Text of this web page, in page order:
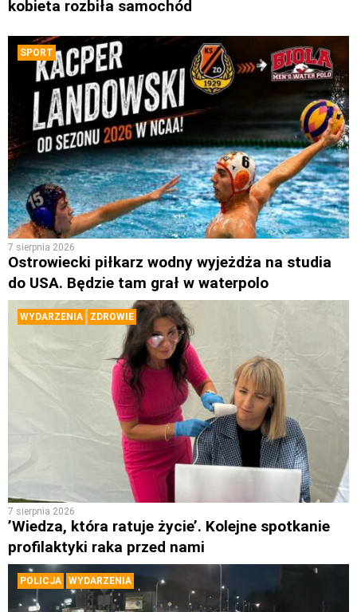
kobieta rozbiła samochód
SPORT
7 sierpnia 2026
Ostrowiecki piłkarz wodny wyjeżdża na studia
do USA. Będzie tam grał w waterpolo
WYDARZENIA ZDROWIE
7 sierpnia 2026
’Wiedza, która ratuje życie’. Kolejne spotkanie
profilaktyki raka przed nami
POLICJA WYDARZENIA